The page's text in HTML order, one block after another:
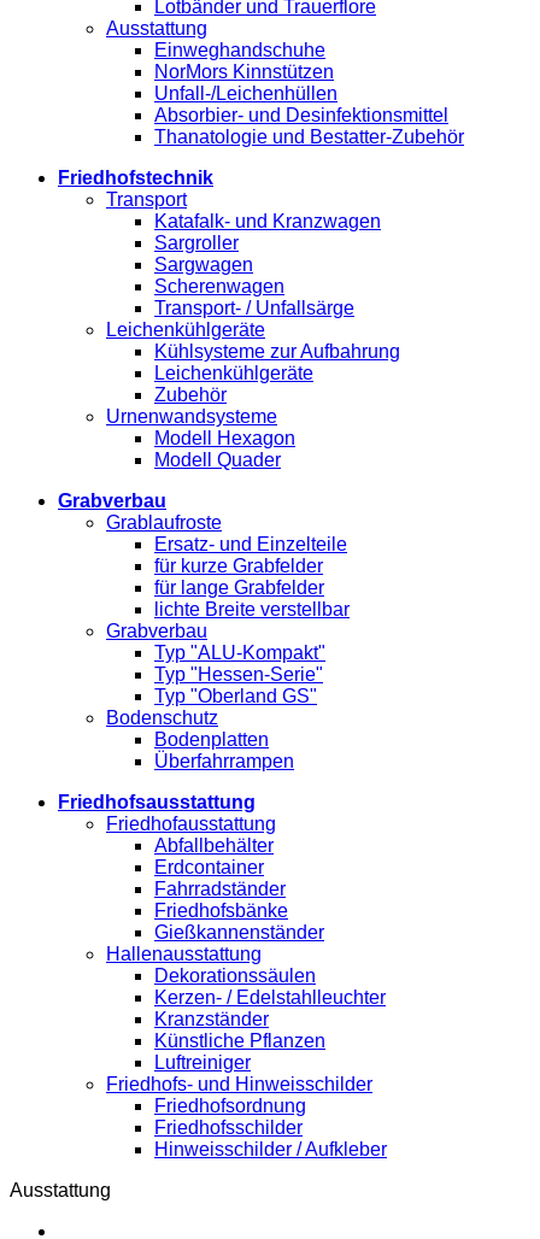
Lotbänder und Trauerflore
Ausstattung
Einweghandschuhe
NorMors Kinnstützen
Unfall-/Leichenhüllen
Absorbier- und Desinfektionsmittel
Thanatologie und Bestatter-Zubehör
Friedhofstechnik
Transport
Katafalk- und Kranzwagen
Sargroller
Sargwagen
Scherenwagen
Transport- / Unfallsärge
Leichenkühlgeräte
Kühlsysteme zur Aufbahrung
Leichenkühlgeräte
Zubehör
Urnenwandsysteme
Modell Hexagon
Modell Quader
Grabverbau
Grablaufroste
Ersatz- und Einzelteile
für kurze Grabfelder
für lange Grabfelder
lichte Breite verstellbar
Grabverbau
Typ "ALU-Kompakt"
Typ "Hessen-Serie"
Typ "Oberland GS"
Bodenschutz
Bodenplatten
Überfahrrampen
Friedhofsausstattung
Friedhofausstattung
Abfallbehälter
Erdcontainer
Fahrradständer
Friedhofsbänke
Gießkannenständer
Hallenausstattung
Dekorationssäulen
Kerzen- / Edelstahlleuchter
Kranzständer
Künstliche Pflanzen
Luftreiniger
Friedhofs- und Hinweisschilder
Friedhofsordnung
Friedhofsschilder
Hinweisschilder / Aufkleber
Ausstattung